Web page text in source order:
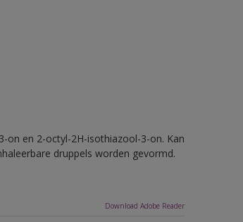
on en 2-octyl-2H-isothiazool-3-on. Kan
druppels worden gevormd.
Download Adobe Reader